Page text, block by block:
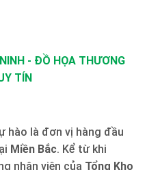
- ĐỒ HỌA THƯƠNG
TÍN
hào là đơn vị hàng đầu
Miền Bắc. Kể từ khi
nhân viên của Tổng Kho